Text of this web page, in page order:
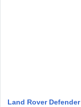
Land Rover Defender